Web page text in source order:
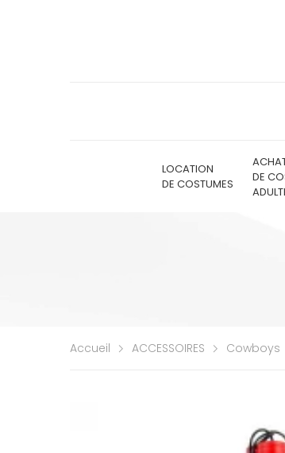
LOCATION
DE COSTUMES
DE
Accueil ACCESSOIRES Cowboys